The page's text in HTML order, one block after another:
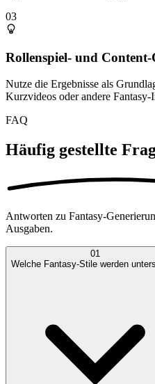
03
Rollenspiel- und
Nutze die Ergebnisse als
Kurzvideos oder andere Fantasy-
FAQ
Häufig gestellte
Antworten zu Fantasy-
Ausgaben.
01
Welche Fantasy-Stile werden